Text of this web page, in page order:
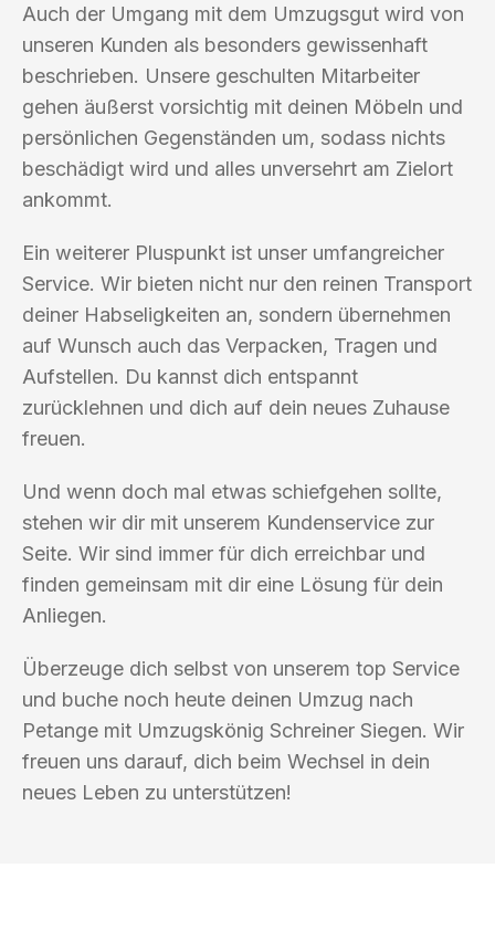
Auch der Umgang mit dem Umzugsgut wird von
unseren Kunden als besonders gewissenhaft
beschrieben. Unsere geschulten Mitarbeiter
gehen äußerst vorsichtig mit deinen Möbeln und
persönlichen Gegenständen um, sodass nichts
beschädigt wird und alles unversehrt am Zielort
ankommt.
Ein weiterer Pluspunkt ist unser umfangreicher
Service. Wir bieten nicht nur den reinen Transport
deiner Habseligkeiten an, sondern übernehmen
auf Wunsch auch das Verpacken, Tragen und
Aufstellen. Du kannst dich entspannt
zurücklehnen und dich auf dein neues Zuhause
freuen.
Und wenn doch mal etwas schiefgehen sollte,
stehen wir dir mit unserem Kundenservice zur
Seite. Wir sind immer für dich erreichbar und
finden gemeinsam mit dir eine Lösung für dein
Anliegen.
Überzeuge dich selbst von unserem top Service
und buche noch heute deinen Umzug nach
Petange mit Umzugskönig Schreiner Siegen. Wir
freuen uns darauf, dich beim Wechsel in dein
neues Leben zu unterstützen!